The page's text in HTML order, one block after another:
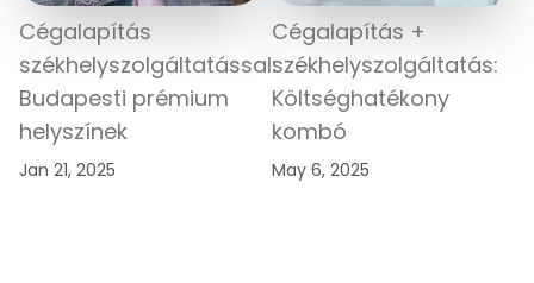
Cégalapítás
székhelyszolgáltatással:
Budapesti prémium
helyszínek
Jan 21, 2025
Cégalapítás +
székhelyszolgáltatás:
Költséghatékony
kombó
May 6, 2025